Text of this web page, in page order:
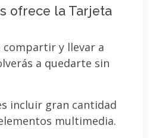
ofrece la Tarjeta
compartir y llevar a
a quedarte sin
incluir gran cantidad
multimedia.